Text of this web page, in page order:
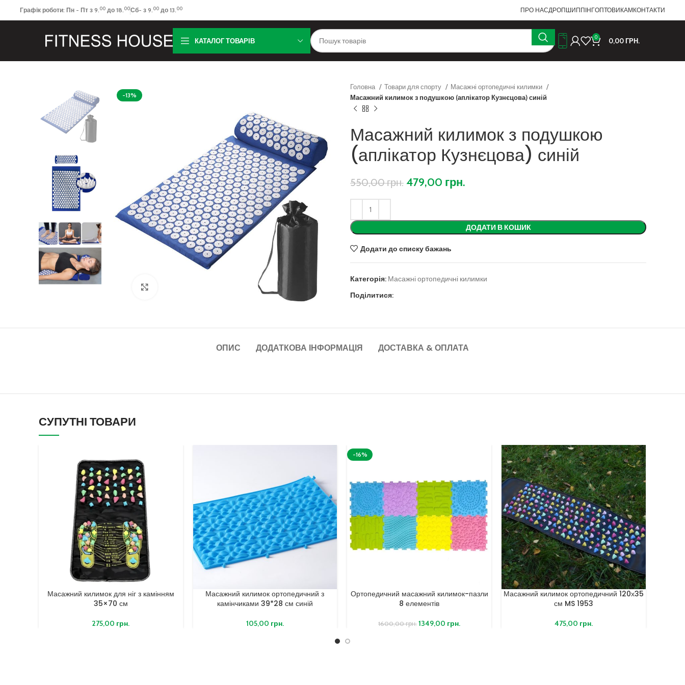
Графік роботи: Пн - Пт з 9.00до 18.00Сб- з 9.00до 13.00 ПРО НАСДРОПШИППІНГОПТОВИКАМКОНТАКТИ
КАТАЛОГ ТОВАРІВ 0 0,00ГРН.
-13%
Головна Товари для спорту
Масажні ортопедичні килимки
Масажний килимок з подушкою (аплікатор Кузнєцова) синій
Масажний килимок з подушкою
(аплікатор Кузнєцова) синій
550,00грн. 479,00 грн.
ДОДАТИ В КОШИК
Додати до списку бажань
Категорія: Масажні ортопедичні килимки
Поділитися:
ОПИС ДОДАТКОВА ІНФОРМАЦІЯ ДОСТАВКА & ОПЛАТА
СУПУТНІ ТОВАРИ
Масажний килимок для ніг з камінням
35×70 см
275,00 грн.
Масажний килимок ортопедичний з
камінчиками 39*28 см синій
105,00 грн.
-16%
Ортопедичний масажний килимок-пазли
8 елементів
1600,00грн. 1349,00 грн.
Масажний килимок ортопедичний 120х35
см MS 1953
475,00 грн.